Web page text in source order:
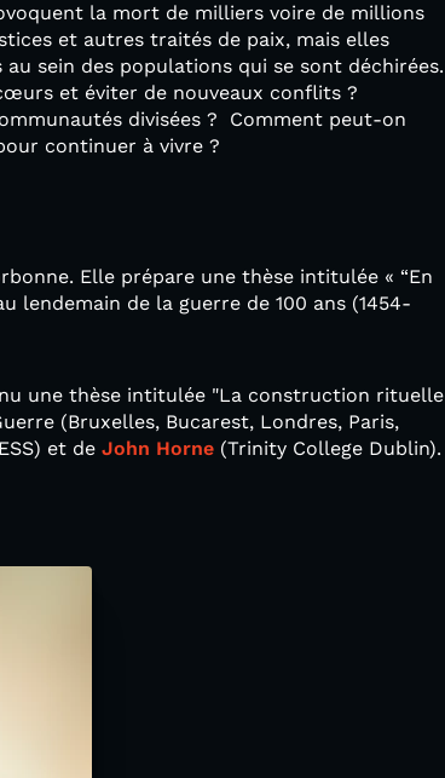
la mort de milliers voire de millions
et autres traités de paix, mais elles
sein des populations qui se sont déchirées.
et éviter de nouveaux conflits ?
divisées ? Comment peut-on
continuer à vivre ?
Elle prépare une thèse intitulée « “En
lendemain de la guerre de 100 ans (1454-
une thèse intitulée "La construction rituelle
(Bruxelles, Bucarest, Londres, Paris,
et de John Horne (Trinity College Dublin).